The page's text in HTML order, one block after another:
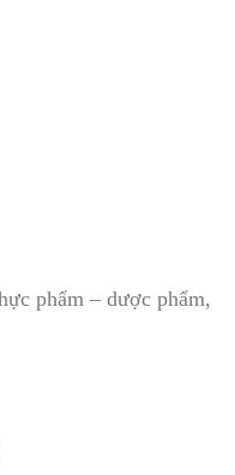
phẩm – dược phẩm,